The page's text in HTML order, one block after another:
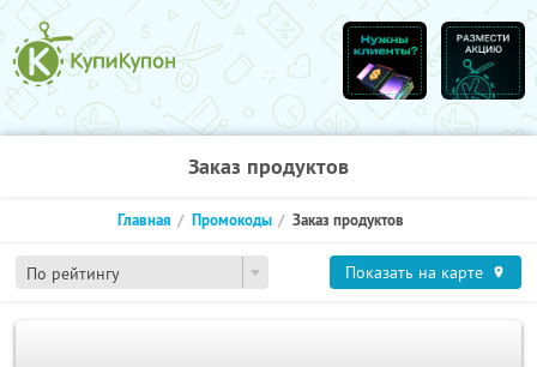
Заказ продуктов
По рейтингу
Главная Промокоды Заказ продуктов
Показать на карте